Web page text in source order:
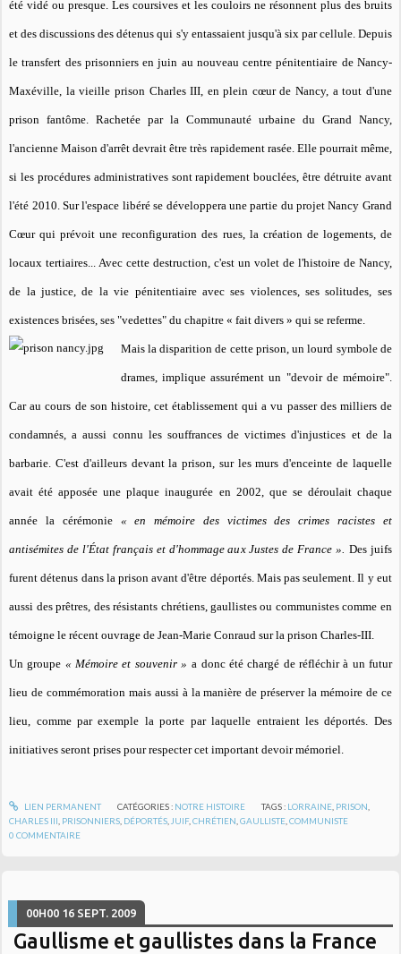
été vidé ou presque. Les coursives et les couloirs ne résonnent plus des bruits
et des discussions des détenus qui s'y entassaient jusqu'à six par cellule. Depuis
le transfert des prisonniers en juin au nouveau centre pénitentiaire de Nancy-
Maxéville, la vieille prison Charles III, en plein cœur de Nancy, a tout d'une
prison fantôme. Rachetée par la Communauté urbaine du Grand Nancy,
l'ancienne Maison d'arrêt devrait être très rapidement rasée. Elle pourrait même,
si les procédures administratives sont rapidement bouclées, être détruite avant
l'été 2010. Sur l'espace libéré se développera une partie du projet Nancy Grand
Cœur qui prévoit une reconfiguration des rues, la création de logements, de
locaux tertiaires... Avec cette destruction, c'est un volet de l'histoire de Nancy,
de la justice, de la vie pénitentiaire avec ses violences, ses solitudes, ses
existences brisées, ses "vedettes" du chapitre « fait divers » qui se referme.
Mais la disparition de cette prison, un lourd symbole de
drames, implique assurément un "devoir de mémoire".
Car au cours de son histoire, cet établissement qui a vu passer des milliers de
condamnés, a aussi connu les souffrances de victimes d'injustices et de la
barbarie. C'est d'ailleurs devant la prison, sur les murs d'enceinte de laquelle
avait été apposée une plaque inaugurée en 2002, que se déroulait chaque
année la cérémonie « en mémoire des victimes des crimes racistes et
antisémites de l'État français et d'hommage aux Justes de France ». Des juifs
furent détenus dans la prison avant d'être déportés. Mais pas seulement. Il y eut
aussi des prêtres, des résistants chrétiens, gaullistes ou communistes comme en
témoigne le récent ouvrage de Jean-Marie Conraud sur la prison Charles-III.
Un groupe « Mémoire et souvenir » a donc été chargé de réfléchir à un futur
lieu de commémoration mais aussi à la manière de préserver la mémoire de ce
lieu, comme par exemple la porte par laquelle entraient les déportés. Des
initiatives seront prises pour respecter cet important devoir mémoriel.
LIEN PERMANENT CATÉGORIES : NOTRE HISTOIRE TAGS : LORRAINE PRISON
CHARLES III PRISONNIERS DÉPORTÉS JUIF,CHRÉTIEN ,GAULLISTE ,COMMUNISTE
0 COMMENTAIRE
00H00 16 SEPT. 2009
Gaullisme et gaullistes dans la France